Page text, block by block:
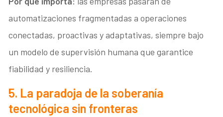
automatizaciones fragmentadas a operaciones
conectadas, proactivas y adaptativas, siempre bajo
un modelo de supervisión humana que garantice
fiabilidad y resiliencia.
5. La paradoja de la soberanía
tecnológica sin fronteras